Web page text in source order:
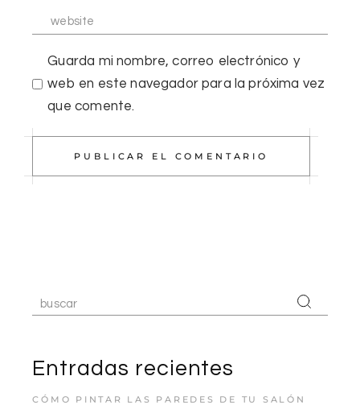
Guarda mi nombre, correo electrónico y
web en este navegador para la próxima vez
que comente.
PUBLICAR EL COMENTARIO
Entradas recientes
CÓMO PINTAR LAS PAREDES DE TU SALÓN